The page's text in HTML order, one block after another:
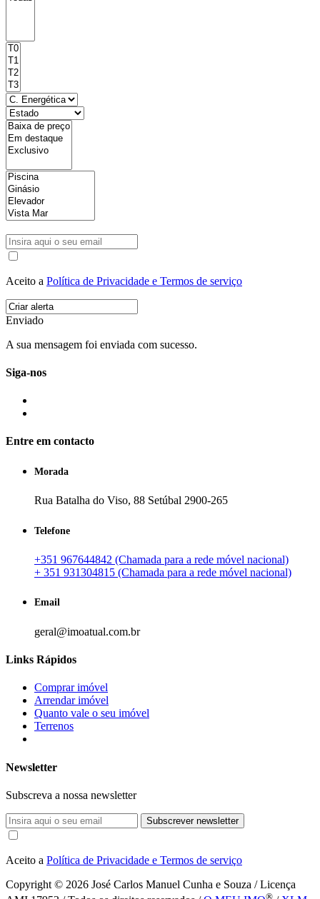
Aceito a Política de Privacidade e Termos de serviço
Enviado
A sua mensagem foi enviada com sucesso.
Siga-nos
Entre em contacto
Morada
Rua Batalha do Viso, 88 Setúbal 2900-265
Telefone
+351 967644842 (Chamada para a rede móvel nacional)
+ 351 931304815 (Chamada para a rede móvel nacional)
Email
geral@imoatual.com.br
Links Rápidos
Comprar imóvel
Arrendar imóvel
Quanto vale o seu imóvel
Terrenos
Newsletter
Subscreva a nossa newsletter
Subscrever newsletter
Aceito a Política de Privacidade e Termos de serviço
Copyright © 2026 José Carlos Manuel Cunha e Souza / Licença
®